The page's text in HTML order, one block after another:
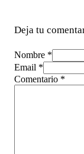
Deja tu
Nombre *
Email *
Comentario *